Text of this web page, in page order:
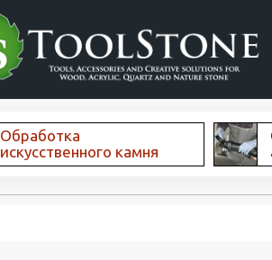
Обработка
искусственного камня